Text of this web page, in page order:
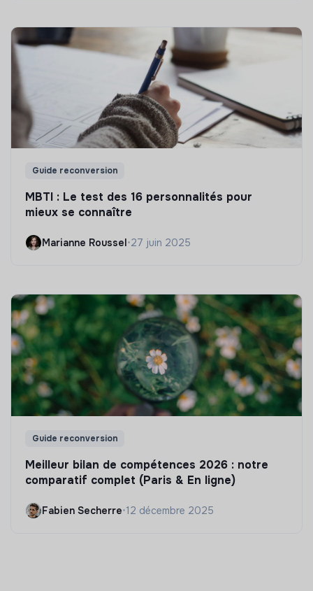
Guide reconversion
MBTI : Le test des 16 personnalités pour
mieux se connaître
Marianne Roussel•27 juin 2025
Guide reconversion
Meilleur bilan de compétences 2026 : notre
comparatif complet (Paris & En ligne)
Fabien Secherre•12 décembre 2025